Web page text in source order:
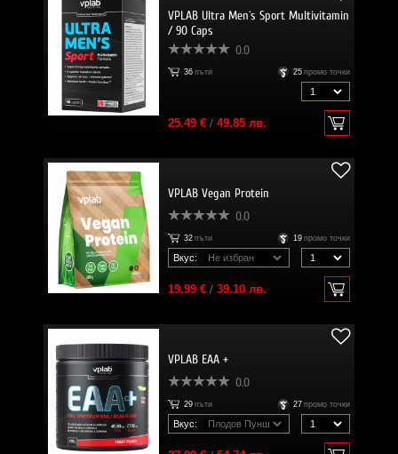
VPLAB Ultra Men`s Sport Multivitamin
/ 90 Caps
0.0
36 пъти 25 промо точки
25.49 €/ 49.85 лв.
VPLAB Vegan Protein
0.0
32 пъти 19 промо точки
Вкус:
19.99 €/ 39.10 лв.
VPLAB EAA +
0.0
29 пъти 27 промо точки
Вкус: